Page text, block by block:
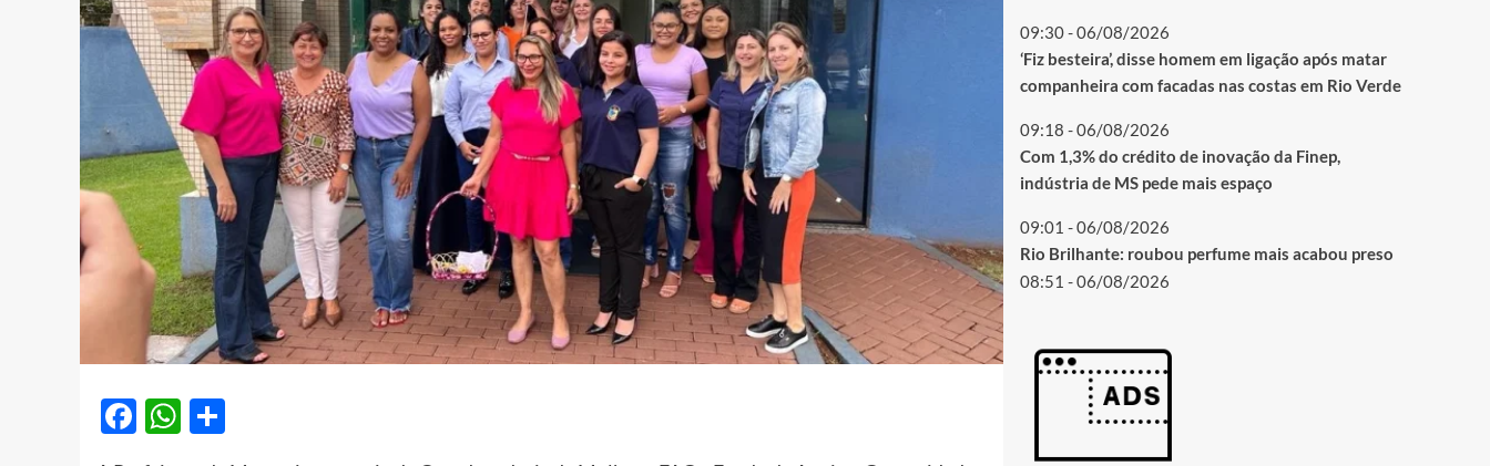
Facebook
WhatsApp
09:30 - 06/08/2026
‘Fiz besteira’, disse homem em ligação após matar
companheira com facadas nas costas em Rio Verde
09:18 - 06/08/2026
Com 1,3% do crédito de inovação da Finep,
indústria de MS pede mais espaço
09:01 - 06/08/2026
Rio Brilhante: roubou perfume mais acabou preso
08:51 - 06/08/2026